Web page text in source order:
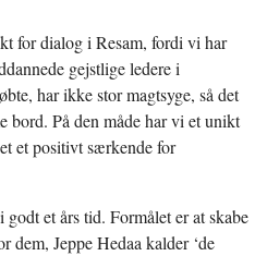
for dialog i Resam, fordi vi har
gejstlige ledere i
har ikke stor magtsyge, så det
bord. På den måde har vi et unikt
et positivt særkende for
et års tid. Formålet er at skabe
dem, Jeppe Hedaa kalder ‘de